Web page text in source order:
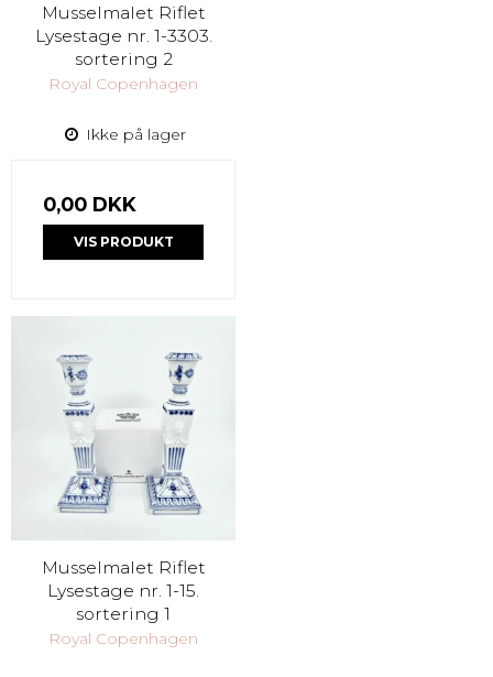
Musselmalet Riflet
Lysestage nr. 1-3303.
sortering 2
Royal Copenhagen
Ikke på lager
0,00 DKK
VIS PRODUKT
Musselmalet Riflet
Lysestage nr. 1-15.
sortering 1
Royal Copenhagen